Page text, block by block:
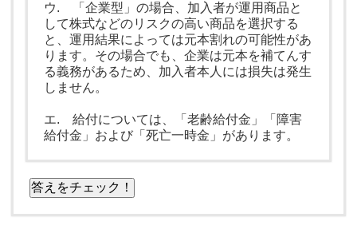
ウ. 「企業型」の場合、加入者が運用商品と
して株式などのリスクの高い商品を選択する
と、運用結果によっては元本割れの可能性があ
ります。その場合でも、企業は元本を補てんす
る義務があるため、加入者本人には損失は発生
しません。
エ. 給付については、「老齢給付金」「障害
給付金」および「死亡一時金」があります。
答えをチェック！